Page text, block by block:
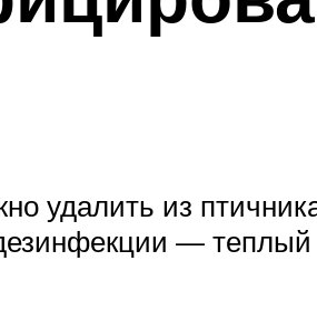
удалить из
— теплый